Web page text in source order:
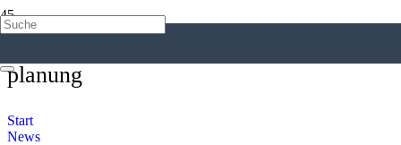
Tools zur Bestandsoptimierung und -
planung
Start
News